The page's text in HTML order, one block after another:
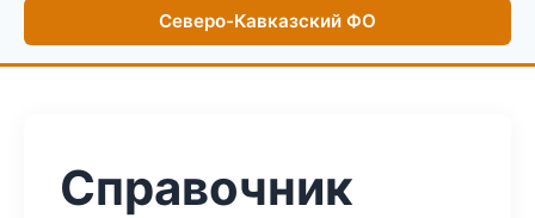
Северо-Кавказский ФО
Справочник